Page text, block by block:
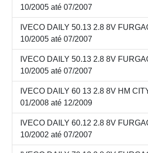
10/2005 até 07/2007
IVECO DAILY 50.13 2.8 8V
10/2005 até 07/2007
IVECO DAILY 50.13 2.8 8V
10/2005 até 07/2007
IVECO DAILY 60 13 2.8 8V HM
01/2008 até 12/2009
IVECO DAILY 60.12 2.8 8V
10/2002 até 07/2007